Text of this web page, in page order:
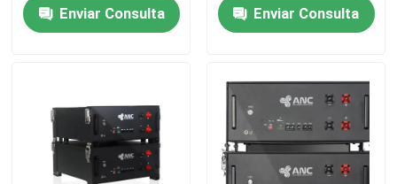
Sobre nosotros
Visita a la fábrica
Enviar Consulta
Enviar Consulta